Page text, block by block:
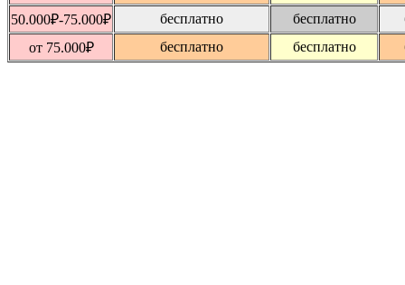
50.000₽-75.000₽ бесплатно бесплатно
от 75.000₽ бесплатно бесплатно